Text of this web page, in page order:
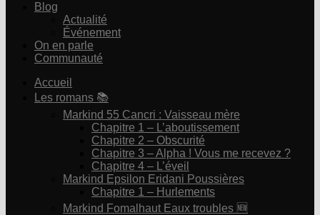
Blog
Actualité
Événement
On en parle
Communauté
Accueil
Les romans 📚
Markind 55 Cancri : Vaisseau mère
Chapitre 1 – L’aboutissement
Chapitre 2 – Obscurité
Chapitre 3 – Alpha ! Vous me recevez ?
Chapitre 4 – L’éveil
Markind Epsilon Eridani Poussières
Chapitre 1 – Hurlements
Markind Fomalhaut Eaux troubles 🆕